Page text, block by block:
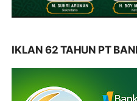
IKLAN 62 TAHUN PT